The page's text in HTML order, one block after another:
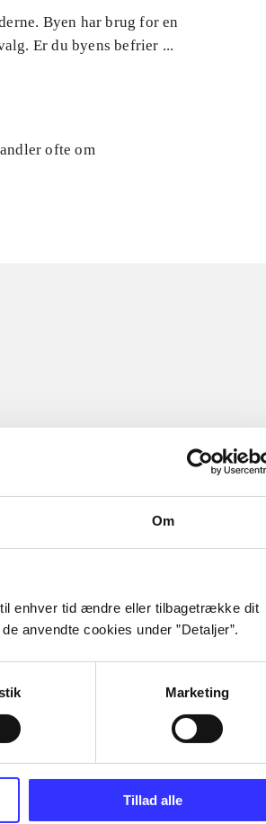
Om
enhver tid ændre eller tilbagetrække dit
anvendte cookies under ”Detaljer”.
Marketing
Tillad alle
Byen har brug for en
Er du byens befrier ...
ofte om